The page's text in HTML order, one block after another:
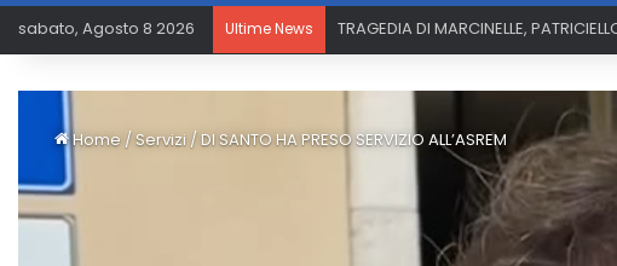
sabato, Agosto 8 2026 Ultime News TRAGEDIA DI MARCINELLE,
Home /Servizi /DI SANTO HA PRESO SERVIZIO ALL’ASREM